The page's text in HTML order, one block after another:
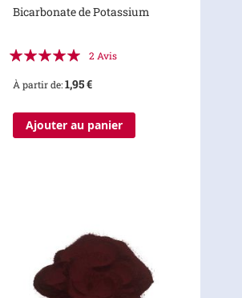
Bicarbonate de Potassium
Évaluation:
2 Avis
À partir de 1,95 €
Ajouter au panier